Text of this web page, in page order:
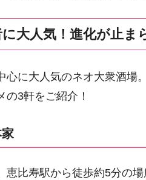
大人気！進化が止ま
心に大人気のネオ大衆酒場
の3軒をご紹介！
恵比寿駅から徒歩約5分の